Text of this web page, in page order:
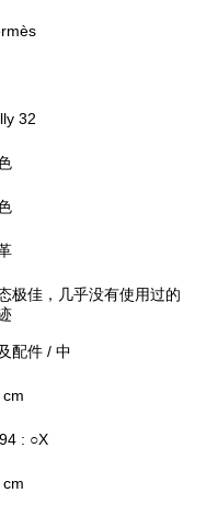
。
Kelly。
（原9%）的优惠，
进一步享受折扣***
32
极佳，几乎没有使用过的
配件 / 中
: ○X